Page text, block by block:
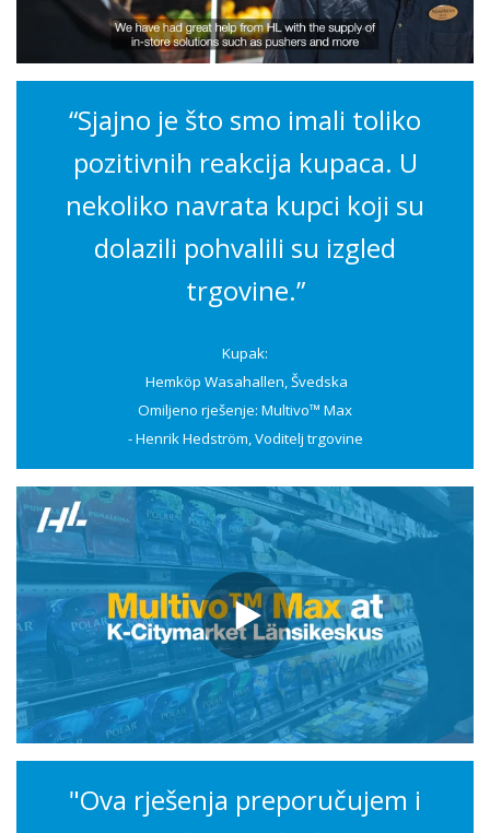
“Sjajno je što smo imali toliko
pozitivnih reakcija kupaca. U
nekoliko navrata kupci koji su
dolazili pohvalili su izgled
trgovine.”
Kupak:
Hemköp Wasahallen, Švedska
Omiljeno rješenje: Multivo™ Max
- Henrik Hedström, Voditelj trgovine
"Ova rješenja preporučujem i